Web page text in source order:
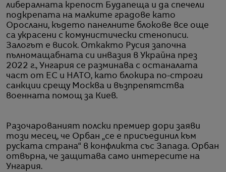
либералната крепост Будапеща и да спечели
подкрепата на малките градове като
Орослани, където панелните блокове все още
са украсени с комунистически стенописи.
Залогът е висок. Откакто Русия започна
пълномащабната си инвазия в Украйна през
2022 г., Унгария се разминава с останалата
част от ЕС и НАТО, като блокира по-строги
санкции срещу Москва и възпрепятства
военната помощ за Киев.
Разочарованият полски премиер дори заяви
този месец, че Орбан „се е присъединил към
руската страна“ в конфликта със Запада. Орбан
отвърна, че защитава само интересите на
Унгария.